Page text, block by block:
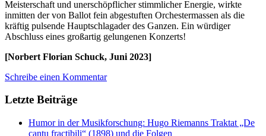
Meisterschaft und unerschöpflicher stimmlicher Energie, wirkte
inmitten der von Ballot fein abgestuften Orchestermassen als die
kräftig pulsende Hauptschlagader des Ganzen. Ein würdiger
Abschluss eines großartig gelungenen Konzerts!
[Norbert Florian Schuck, Juni 2023]
Schreibe einen Kommentar
Letzte Beiträge
Humor in der Musikforschung: Hugo Riemanns Traktat „De
cantu fractibili“ (1898) und die Folgen